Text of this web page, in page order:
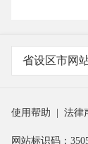
省设区市网
使用帮助 法律
网站标识码：